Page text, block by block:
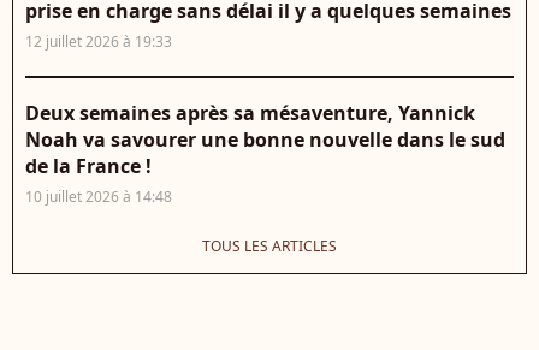
prise en charge sans délai il y a quelques semaines
12 juillet 2026 à 19:33
Deux semaines après sa mésaventure, Yannick
Noah va savourer une bonne nouvelle dans le sud
de la France !
10 juillet 2026 à 14:48
TOUS LES ARTICLES